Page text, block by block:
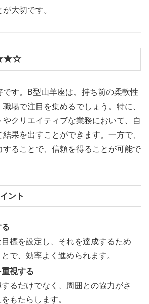
大切です。
す。B型山羊座は、持ち前の柔軟性
場で注目を集めるでしょう。特に、
クリエイティブな業務において、自
果を出すことができます。一方で、
することで、信頼を得ることが可能で
ント
標を設定し、それを達成するため
で、効率よく進められます。
視する
るだけでなく、周囲との協力がさ
もたらします。